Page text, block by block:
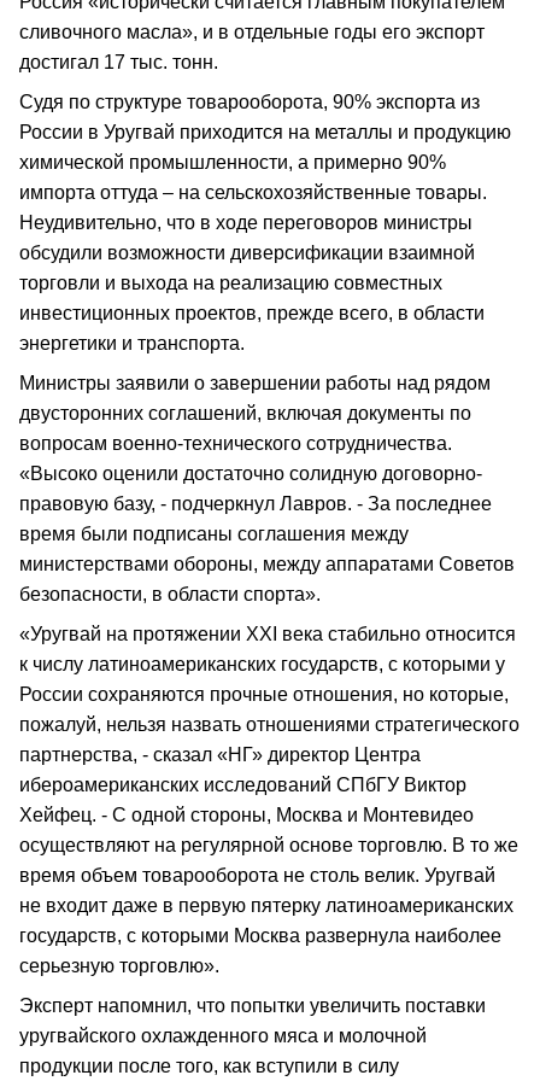
сливочного масла», и в отдельные годы его экспорт
достигал 17 тыс. тонн.
Судя по структуре товарооборота, 90% экспорта из
России в Уругвай приходится на металлы и продукцию
химической промышленности, а примерно 90%
импорта оттуда – на сельскохозяйственные товары.
Неудивительно, что в ходе переговоров министры
обсудили возможности диверсификации взаимной
торговли и выхода на реализацию совместных
инвестиционных проектов, прежде всего, в области
энергетики и транспорта.
Министры заявили о завершении работы над рядом
двусторонних соглашений, включая документы по
вопросам военно-технического сотрудничества.
«Высоко оценили достаточно солидную договорно-
правовую базу, - подчеркнул Лавров. - За последнее
время были подписаны соглашения между
министерствами обороны, между аппаратами Советов
безопасности, в области спорта».
«Уругвай на протяжении XXI века стабильно относится
к числу латиноамериканских государств, с которыми у
России сохраняются прочные отношения, но которые,
пожалуй, нельзя назвать отношениями стратегического
партнерства, - сказал «НГ» директор Центра
ибероамериканских исследований СПбГУ Виктор
Хейфец. - С одной стороны, Москва и Монтевидео
осуществляют на регулярной основе торговлю. В то же
время объем товарооборота не столь велик. Уругвай
не входит даже в первую пятерку латиноамериканских
государств, с которыми Москва развернула наиболее
серьезную торговлю».
Эксперт напомнил, что попытки увеличить поставки
уругвайского охлажденного мяса и молочной
продукции после того, как вступили в силу